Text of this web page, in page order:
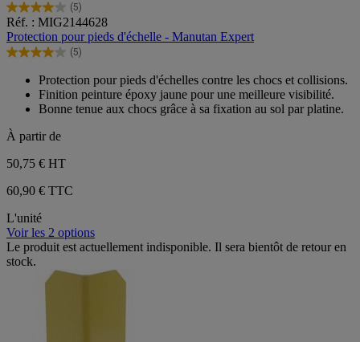
(5)
4.0
sur
5
étoiles.
avis
Réf. : MIG2144628
Protection pour pieds d'échelle - Manutan Expert
(5)
4.0
étoiles.
avis
Protection pour pieds d'échelles contre les chocs et collisions.
Finition peinture époxy jaune pour une meilleure visibilité.
Bonne tenue aux chocs grâce à sa fixation au sol par platine.
À partir de
50,75 € HT
60,90 € TTC
L'unité
Voir les 2 options
Le produit est actuellement indisponible. Il sera bientôt de retour en
stock.